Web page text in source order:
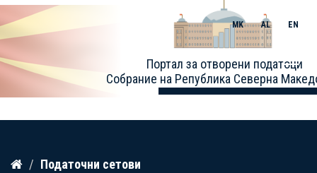
Прескокнете
Портал за отворени податоци
Собрание на Република Северна
MK AL EN
Toggle
Податочни сетови